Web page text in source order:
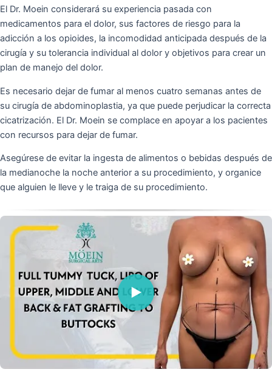
El Dr. Moein considerará su experiencia pasada con
medicamentos para el dolor, sus factores de riesgo para la
adicción a los opioides, la incomodidad anticipada después de la
cirugía y su tolerancia individual al dolor y objetivos para crear un
plan de manejo del dolor.
Es necesario dejar de fumar al menos cuatro semanas antes de
su cirugía de abdominoplastia, ya que puede perjudicar la correcta
cicatrización. El Dr. Moein se complace en apoyar a los pacientes
con recursos para dejar de fumar.
Asegúrese de evitar la ingesta de alimentos o bebidas después de
la medianoche la noche anterior a su procedimiento, y organice
que alguien le lleve y le traiga de su procedimiento.